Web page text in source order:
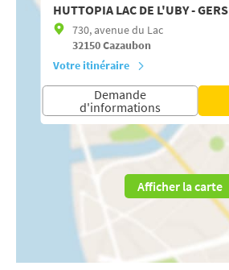
HUTTOPIA LAC DE L'UBY - GERS
730, avenue du Lac
32150Cazaubon
Votre itinéraire
Demande
d'informations
Afficher la carte